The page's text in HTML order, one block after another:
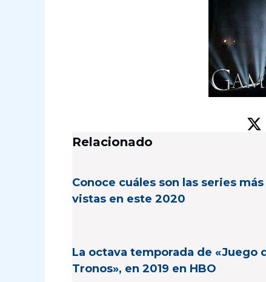
Relacionado
Conoce cuáles son las series más
vistas en este 2020
La octava temporada de «Juego
Tronos», en 2019 en HBO